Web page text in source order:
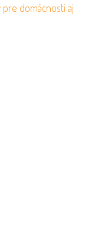
domácnosti aj